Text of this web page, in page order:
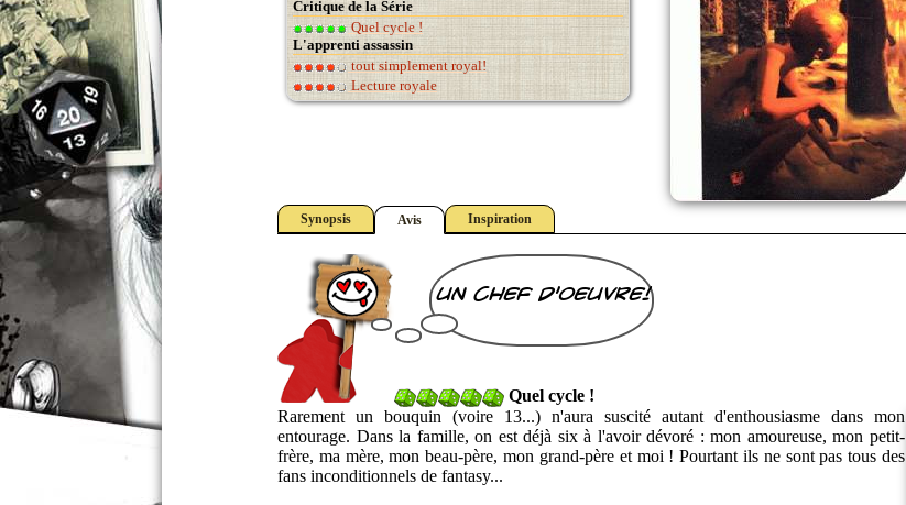
Critique de la Série
Quel cycle !
L'apprenti assassin
tout simplement royal!
Lecture royale
Synopsis Avis Inspiration
un chef d'oeuvre!
Quel cycle !
Rarement un bouquin (voire 13...) n'aura suscité autant d'enthousiasme dans mon
entourage. Dans la famille, on est déjà six à l'avoir dévoré : mon amoureuse, mon petit-
frère, ma mère, mon beau-père, mon grand-père et moi ! Pourtant ils ne sont pas tous des
fans inconditionnels de fantasy...